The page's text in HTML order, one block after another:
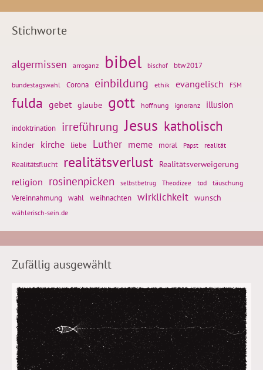
Stichworte
algermissen arroganz bibel bischof btw2017
bundestagswahl Corona einbildung ethik evangelisch FSM
fulda gebet glaube gott hoffnung ignoranz illusion
indoktrination irreführung Jesus katholisch
kinder kirche liebe Luther meme moral Papst realität
Realitätsflucht realitätsverlust Realitätsverweigerung
religion rosinenpicken selbstbetrug Theodizee tod täuschung
Vereinnahmung wahl weihnachten wirklichkeit wunsch
wählerisch-sein.de
Zufällig ausgewählt